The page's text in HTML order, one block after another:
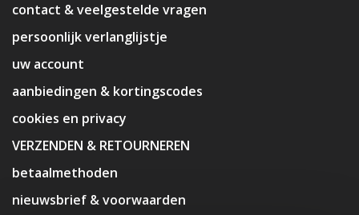
contact & veelgestelde vragen
persoonlijk verlanglijstje
uw account
aanbiedingen & kortingscodes
cookies en privacy
VERZENDEN & RETOURNEREN
betaalmethoden
nieuwsbrief & voorwaarden